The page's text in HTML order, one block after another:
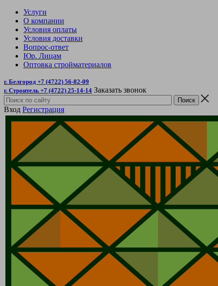
Услуги
О компании
Условия оплаты
Условия доставки
Вопрос-ответ
Юр. Лицам
Оптовка стройматериалов
г. Белгород +7 (4722) 56-82-09
г. Строитель +7 (4722) 25-14-14 Заказать звонок
Вход Регистрация